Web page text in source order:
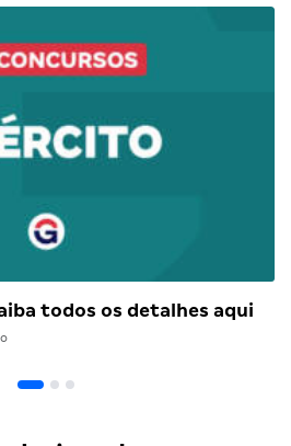
todos os detalhes aqui